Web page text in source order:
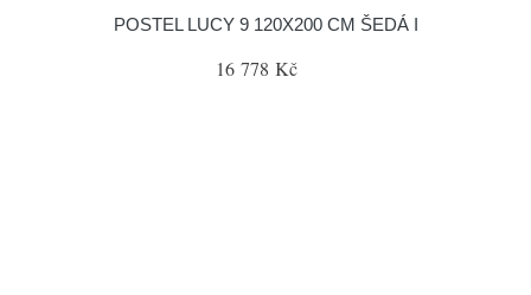
POSTEL LUCY 9 120X200 CM ŠEDÁ I
16 778 Kč